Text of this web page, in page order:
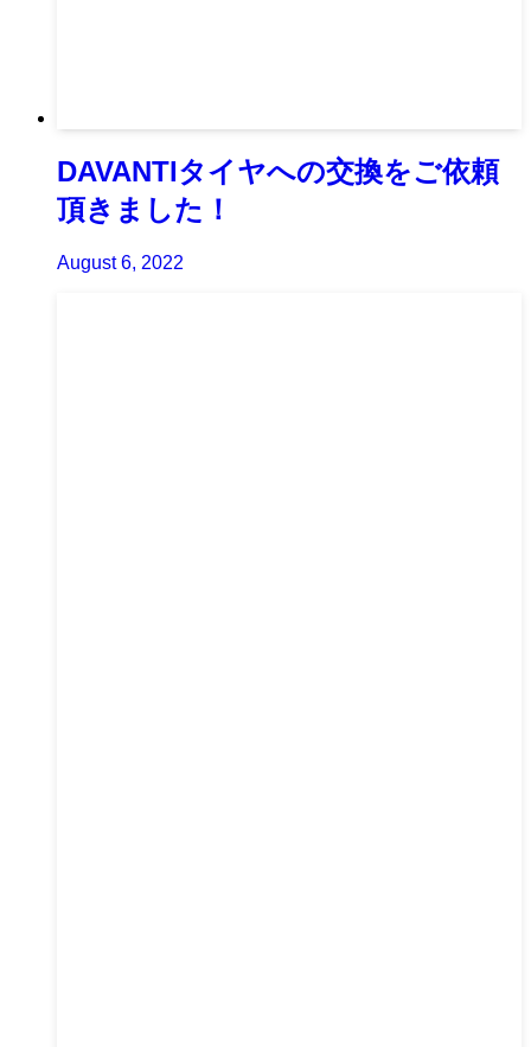
DAVANTIタイヤへの交換をご依頼
頂きました！
August 6, 2022